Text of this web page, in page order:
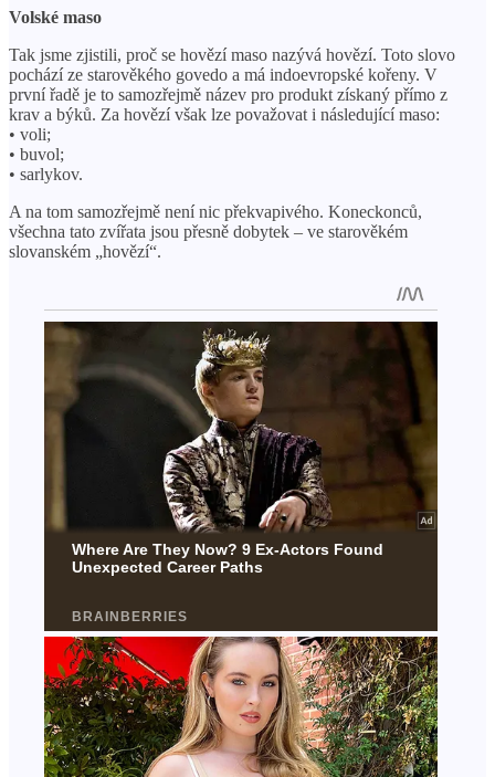
Volské maso
Tak jsme zjistili, proč se hovězí maso nazývá hovězí. Toto slovo
pochází ze starověkého govedo a má indoevropské kořeny. V
první řadě je to samozřejmě název pro produkt získaný přímo z
krav a býků. Za hovězí však lze považovat i následující maso:
• voli;
• buvol;
• sarlykov.
A na tom samozřejmě není nic překvapivého. Koneckonců,
všechna tato zvířata jsou přesně dobytek – ve starověkém
slovanském „hovězí“.